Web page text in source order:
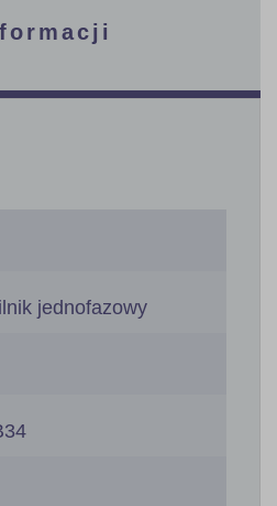
jednofazowy